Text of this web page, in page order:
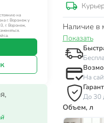
на
г. Воронеж у
г. Воронеж,
Наличие в
Показать
На
До 30
Объем, л